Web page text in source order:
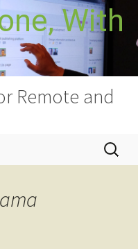
With
Remote and
Ieškoti: